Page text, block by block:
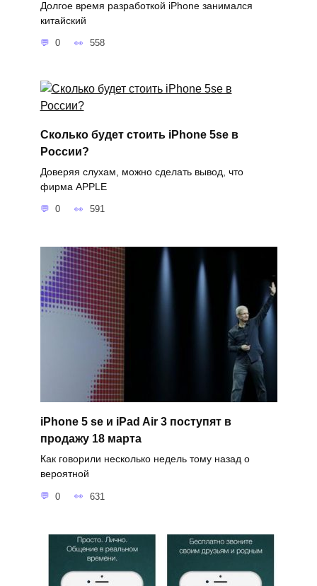
Долгое время разработкой iPhone занимался
китайский
0 558
Сколько будет стоить iPhone 5se в
России?
Доверяя слухам, можно сделать вывод, что
фирма APPLE
0 591
iPhone 5 se и iPad Air 3 поступят в
продажу 18 марта
Как говорили несколько недель тому назад о
вероятной
0 631